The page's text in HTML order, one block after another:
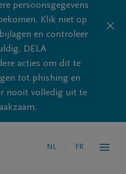
persoonsgegevens
Klik niet op
en controleer
DELA
acties om dit te
tot phishing en
nooit volledig uit te
NL FR